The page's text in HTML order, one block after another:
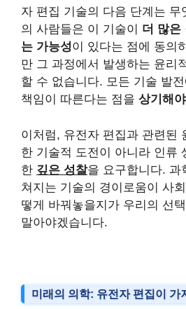
자 편집 기술의 다음 단계는 무
의 사람들은 이 기술이 더 많은
는 가능성이 있다는 점에 동의
만 그 과정에서 발생하는 윤리
할 수 없습니다. 모든 기술 발
책임이 따른다는 점을 상기해
이처럼, 유전자 편집과 관련된
한 기술적 도전이 아니라 인류
한 깊은 성찰을 요구합니다. 과
쳐지는 기술의 경이로움이 사
떻게 바꿔놓을지가 우리의 선
말아야겠습니다.
미래의 의학: 유전자 편집이 가